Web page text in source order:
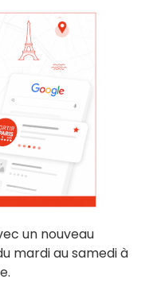
un nouveau
mardi au samedi à